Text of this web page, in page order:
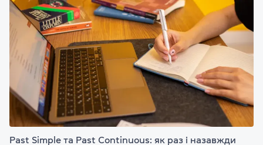
Past Simple та Past Continuous: як раз і назавжди